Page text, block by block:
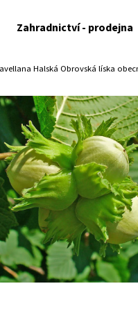
Zahradnictví - prodejna
Halská Obrovská líska
najít?
Doporučujeme